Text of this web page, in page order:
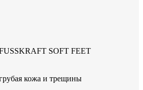
SOFT FEET
кожа и трещины